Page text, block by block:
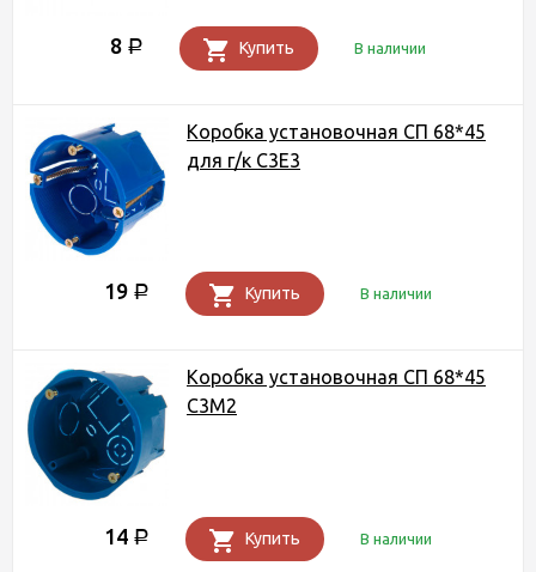
8 Р Купить В наличии
Коробка установочная СП 68*45
для г/к С3Е3
19 Р Купить В наличии
Коробка установочная СП 68*45
С3М2
14 Р Купить В наличии